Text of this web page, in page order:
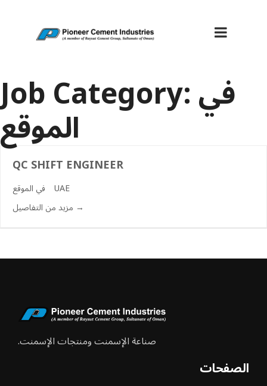
Job Category:في
الموقع
QC SHIFT ENGINEER
في الموقع UAE
صناعة الإسمنت ومنتجات الإسمنت.
الصفحات